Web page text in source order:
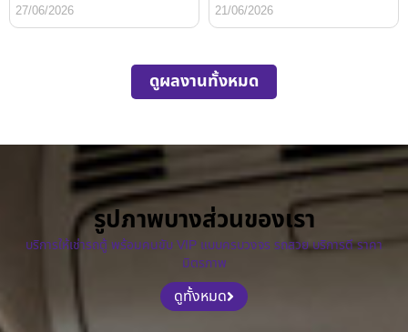
27/06/2026 21/06/2026
ดูผลงานทั้งหมด
รูปภาพบางส่วนของเรา
บริการให้เช่ารถตู้ พร้อมคนขับ VIP แบบครบวงจร รถสวย บริการดี ราคา
มิตรภาพ
ดูทั้งหมด